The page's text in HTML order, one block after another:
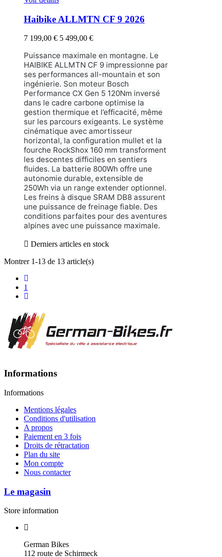
Haibike ALLMTN CF 9 2026
7 199,00 € 5 499,00 €
Puissance maximale en montagne. Le
HAIBIKE ALLMTN CF 9 impressionne par
ses performances all-mountain et son
ingénierie. Son moteur Bosch
Performance CX Gen 5 120Nm inversé
dans le cadre carbone optimise la
gestion thermique et l’efficacité, même
sur les parcours exigeants. Le système
cinématique avec amortisseur
horizontal, la configuration mullet et la
fourche RockShox 160 mm transforment
les descentes difficiles en sentiers
fluides. La batterie 800Wh offre une
autonomie durable, extensible de
250Wh via un range extender optionnel.
Les freins à disque SRAM DB8 assurent
une puissance de freinage fiable. Des
conditions parfaites pour des aventures
alpines avec une puissance maximale.
 Derniers articles en stock
Montrer 1-13 de 13 article(s)
1
Informations
Informations
Mentions légales
Conditions d'utilisation
A propos
Paiement en 3 fois
Droits de rétractation
Plan du site
Mon compte
Nous contacter
Le magasin
Store information
German Bikes
112 route de Schirmeck